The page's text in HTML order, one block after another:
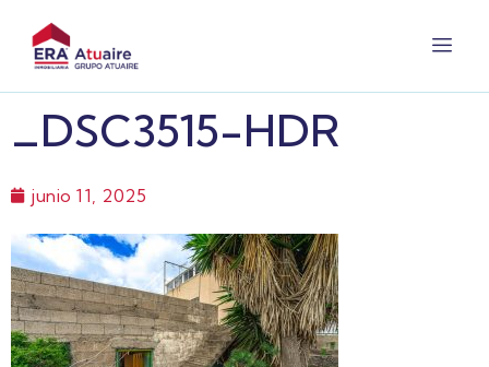
_DSC3515-HDR
junio 11, 2025